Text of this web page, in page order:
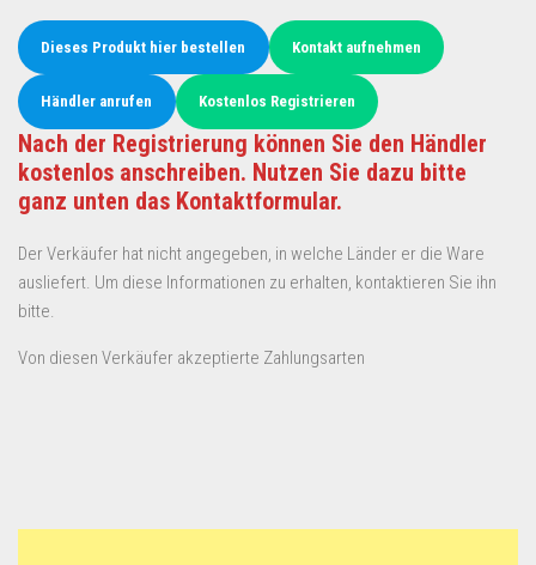
Dieses Produkt hier bestellen Kontakt aufnehmen
Händler anrufen Kostenlos Registrieren
Nach der Registrierung können Sie den Händler
kostenlos anschreiben. Nutzen Sie dazu bitte
ganz unten das Kontaktformular.
Der Verkäufer hat nicht angegeben, in welche Länder er die Ware
ausliefert. Um diese Informationen zu erhalten, kontaktieren Sie ihn
bitte.
Von diesen Verkäufer akzeptierte Zahlungsarten